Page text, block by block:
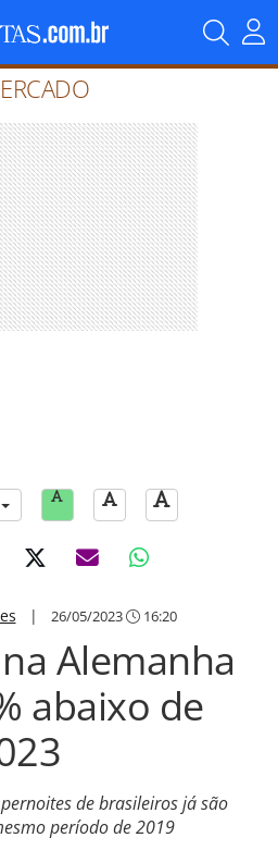
| 26/05/2023 16:20
Alemanha
abaixo de
de brasileiros já são
período de 2019